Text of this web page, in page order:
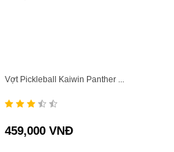
Vợt Pickleball Kaiwin Panther ...
459,000 VNĐ